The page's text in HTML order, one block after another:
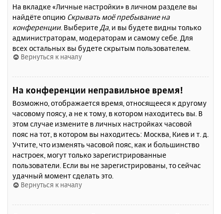
На вкладке «Личные настройки» в личном разделе вы
найдёте опцию Скрывать моё пребывание на
конференции. Выберите Да, и вы будете видны только
администраторам, модераторам и самому себе. Для
всех остальных вы будете скрытым пользователем.
Вернуться к началу
На конференции неправильное время!
Возможно, отображается время, относящееся к другому
часовому поясу, а не к тому, в котором находитесь вы. В
этом случае измените в личных настройках часовой
пояс на тот, в котором вы находитесь: Москва, Киев и т. д.
Учтите, что изменять часовой пояс, как и большинство
настроек, могут только зарегистрированные
пользователи. Если вы не зарегистрированы, то сейчас
удачный момент сделать это.
Вернуться к началу